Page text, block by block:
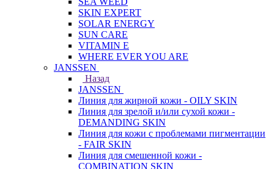
SKIN EXPERT
SOLAR ENERGY
SUN CARE
VITAMIN E
WHERE EVER YOU ARE
JANSSEN
Назад
JANSSEN
Линия для жирной кожи - OILY SKIN
Линия для зрелой и/или сухой кожи -
DEMANDING SKIN
Линия для кожи с проблемами пигментации
- FAIR SKIN
Линия для смешенной кожи -
COMBINATION SKIN